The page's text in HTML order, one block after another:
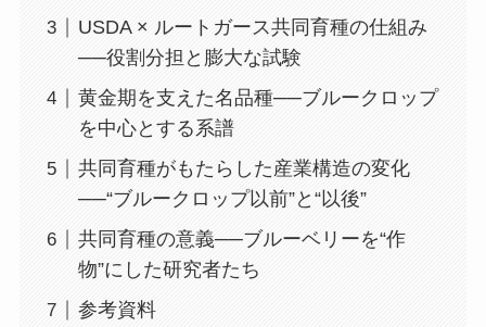
USDA × ルートガース共同育種の仕組み
──役割分担と膨大な試験
黄金期を支えた名品種──ブルークロップ
を中心とする系譜
共同育種がもたらした産業構造の変化
──“ブルークロップ以前”と“以後”
共同育種の意義──ブルーベリーを“作
物”にした研究者たち
参考資料